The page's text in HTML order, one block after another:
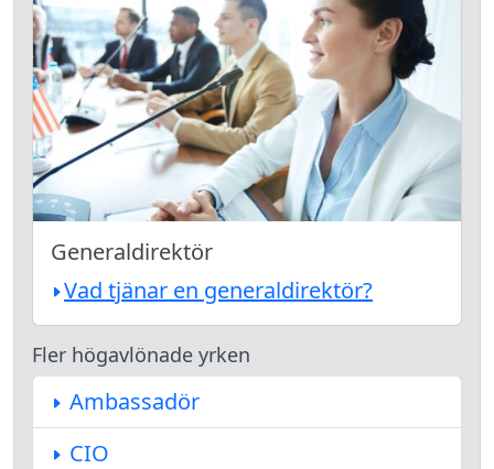
Generaldirektör
Vad tjänar en generaldirektör?
Fler högavlönade yrken
Ambassadör
CIO